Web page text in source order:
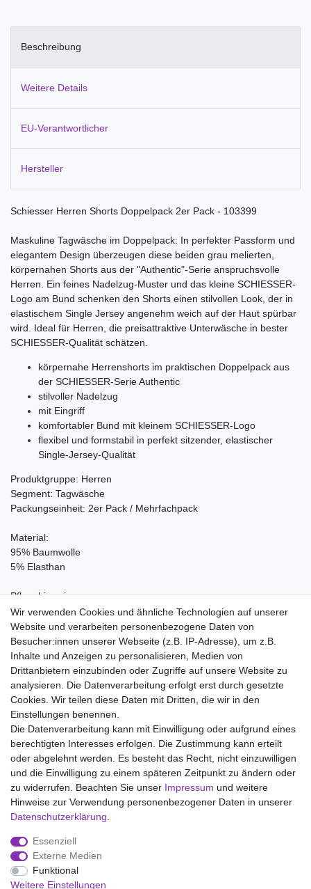
Beschreibung
Weitere Details
EU-Verantwortlicher
Hersteller
Schiesser Herren Shorts Doppelpack 2er Pack - 103399
Maskuline Tagwäsche im Doppelpack: In perfekter Passform und
elegantem Design überzeugen diese beiden grau melierten,
körpernahen Shorts aus der "Authentic"-Serie anspruchsvolle
Herren. Ein feines Nadelzug-Muster und das kleine SCHIESSER-
Logo am Bund schenken den Shorts einen stilvollen Look, der in
elastischem Single Jersey angenehm weich auf der Haut spürbar
wird. Ideal für Herren, die preisattraktive Unterwäsche in bester
SCHIESSER-Qualität schätzen.
körpernahe Herrenshorts im praktischen Doppelpack aus
der SCHIESSER-Serie Authentic
stilvoller Nadelzug
mit Eingriff
komfortabler Bund mit kleinem SCHIESSER-Logo
flexibel und formstabil in perfekt sitzender, elastischer
Single-Jersey-Qualität
Produktgruppe: Herren
Segment: Tagwäsche
Packungseinheit: 2er Pack / Mehrfachpack
Material:
95% Baumwolle
5% Elasthan
Pflegehinweise:
Waschen bei 60°C, Nicht bleichen, Trockner (Stufe 1), Handwarm
bügeln Stufe 1, Nicht chemisch reinigen
Wir liefern mit DHL (auch Samstags)
Kostenloser Versand
14 Tage Rückgaberecht
Impressum Daten­schutz­erklärung AGB
Widerrufs­recht
Wir verwenden Cookies und ähnliche Technologien auf unserer
Website und verarbeiten personenbezogene Daten von
Besucher:innen unserer Webseite (z.B. IP-Adresse), um z.B.
Inhalte und Anzeigen zu personalisieren, Medien von
Drittanbietern einzubinden oder Zugriffe auf unsere Website zu
analysieren. Die Datenverarbeitung erfolgt erst durch gesetzte
Cookies. Wir teilen diese Daten mit Dritten, die wir in den
Einstellungen benennen.
Die Datenverarbeitung kann mit Einwilligung oder aufgrund eines
berechtigten Interesses erfolgen. Die Zustimmung kann erteilt
oder abgelehnt werden. Es besteht das Recht, nicht einzuwilligen
und die Einwilligung zu einem späteren Zeitpunkt zu ändern oder
zu widerrufen. Beachten Sie unser Impressum und weitere
Hinweise zur Verwendung personenbezogener Daten in unserer
Daten­schutz­erklärung
Essenziell
Externe Medien
Funktional
Weitere Einstellungen